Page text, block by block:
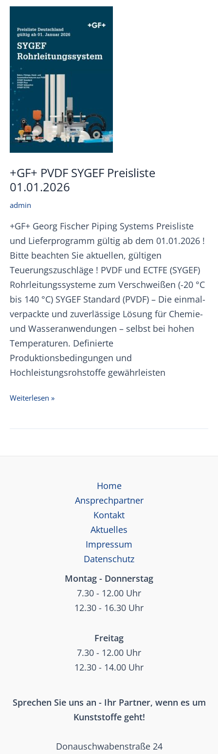
+GF+ PVDF SYGEF Preisliste
01.01.2026
admin
+GF+ Georg Fischer Piping Systems Preisliste
und Lieferprogramm gültig ab dem 01.01.2026 !
Bitte beachten Sie aktuellen, gültigen
Teuerungszuschläge ! PVDF und ECTFE (SYGEF)
Rohrleitungssysteme zum Verschweißen (-20 °C
bis 140 °C) SYGEF Standard (PVDF) – Die einmal-
verpackte und zuverlässige Lösung für Chemie-
und Wasseranwendungen – selbst bei hohen
Temperaturen. Definierte
Produktionsbedingungen und
Hochleistungsrohstoffe gewährleisten
+GF+
SYGEF
01.01.2026
Weiterlesen »
Home
Ansprechpartner
Kontakt
Aktuelles
Impressum
Datenschutz
Montag - Donnerstag
7.30 - 12.00 Uhr
12.30 - 16.30 Uhr
Freitag
7.30 - 12.00 Uhr
12.30 - 14.00 Uhr
Sprechen Sie uns an - Ihr Partner, wenn es um
Kunststoffe geht!
Donauschwabenstraße 24